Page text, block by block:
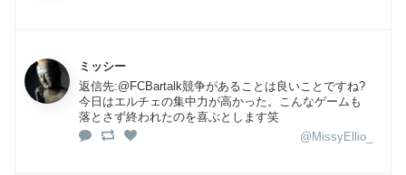
ミッシー
返信先:@FCBartalk競争があることは良いことですね?
今日はエルチェの集中力が高かった。こんなゲームも
落とさず終われたのを喜ぶとします笑
@MissyEllio_